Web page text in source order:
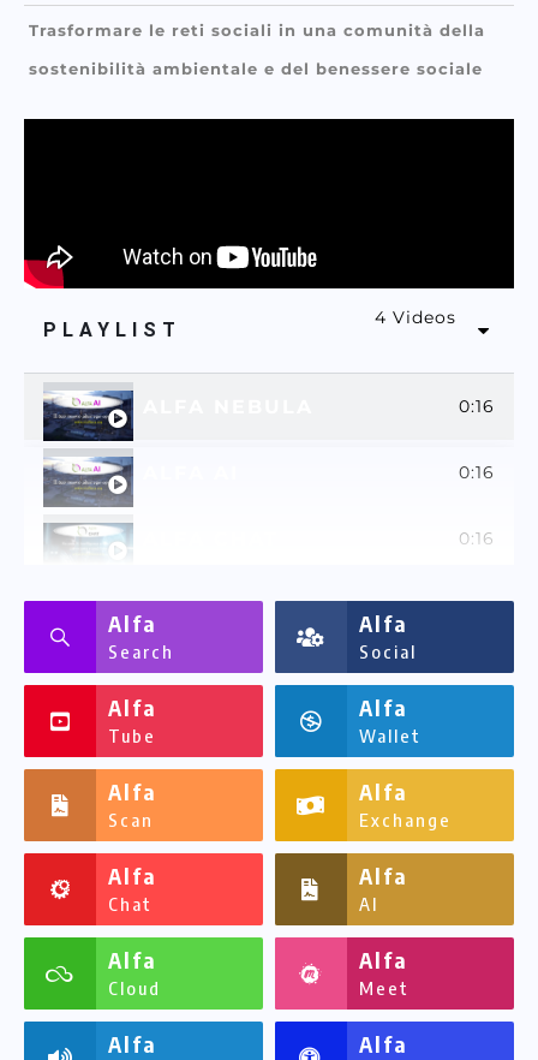
Trasformare le reti sociali in una comunità della
sostenibilità ambientale e del benessere sociale
PLAYLIST
4 Videos
0:16
0:16
0:16
ALFASSA 0:16
Alfa
Search
Alfa
Social
Alfa
Tube
Alfa
Wallet
Alfa
Scan
Alfa
Exchange
Alfa
Chat
Alfa
AI
Alfa
Cloud
Alfa
Meet
Alfa Alfa